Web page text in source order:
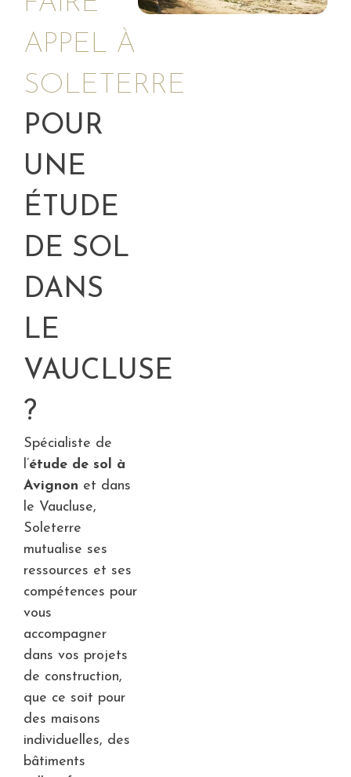
APPEL À
SOLETERRE
POUR
UNE
ÉTUDE
DE SOL
DANS
LE
VAUCLUSE
?
Spécialiste de
l’étude de sol à
Avignon et dans
le Vaucluse,
Soleterre
mutualise ses
ressources et ses
compétences pour
vous
accompagner
dans vos projets
de construction,
que ce soit pour
des maisons
individuelles, des
bâtiments